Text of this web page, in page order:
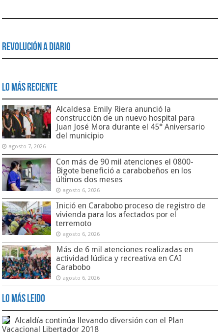
Revolución a Diario
Lo Más Reciente
Alcaldesa Emily Riera anunció la
construcción de un nuevo hospital para
Juan José Mora durante el 45° Aniversario
del municipio
agosto 7, 2026
Con más de 90 mil atenciones el 0800-
Bigote benefició a carabobeños en los
últimos dos meses
agosto 6, 2026
Inició en Carabobo proceso de registro de
vivienda para los afectados por el
terremoto
agosto 6, 2026
Más de 6 mil atenciones realizadas en
actividad lúdica y recreativa en CAI
Carabobo
agosto 6, 2026
Lo Más Leido
Alcaldía continúa llevando diversión con el Plan
Vacacional Libertador 2018